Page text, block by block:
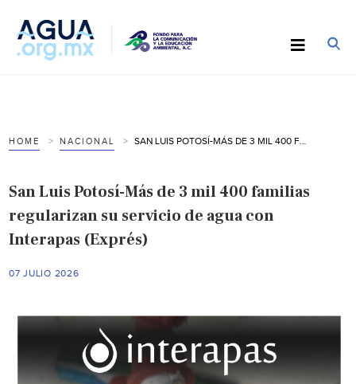
HOME NACIONAL
San Luis Potosí-Más de 3 mil 400 familias
regularizan su servicio de agua con
Interapas (Exprés)
07 JULIO 2026